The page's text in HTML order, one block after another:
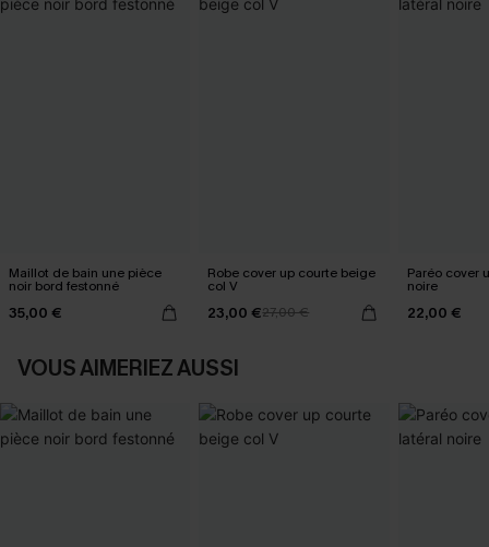
Maillot de bain une pièce
noir bord festonné
35,00 €
Robe cover up courte beige
col V
23,00 €27,00 €
Paréo cover
noire
22,00 €
VOUS AIMERIEZ AUSSI